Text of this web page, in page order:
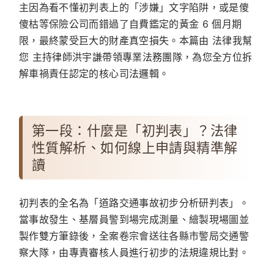
主因為看不懂初判表上的「涉嫌」文字陷阱，或是傻
傻枯等保險公司而錯過了自費鑑定的黃金 6 個月期
限，最終蒙受巨大的財產真空損失。本篇由 法律我幫
您 主持律師洪宇謙帶領專業法務團隊，為您全方位拆
解車禍責任認定的核心司法邏輯。
第一段：什麼是「初判表」？法律
性質解析、如何線上申請與精準解
讀
初判表的全名為「道路交通事故初步分析研判表」。
當事故發生、基層員警到場完成測量、繪製現場圖並
製作雙方筆錄後，全案卷宗會送往各縣市警局交通警
察大隊，由專責審核人員進行初步的法規違規比對。